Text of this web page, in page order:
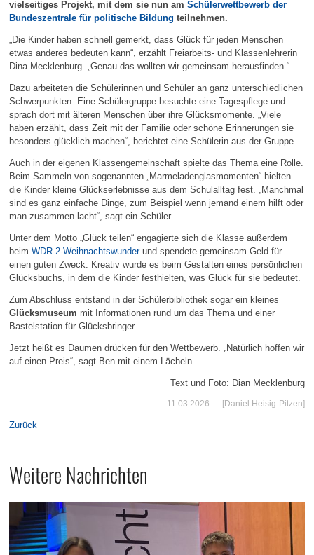
vielseitiges Projekt, mit dem sie nun am Schülerwettbewerb der
Bundeszentrale für politische Bildung teilnehmen.
„Die Kinder haben schnell gemerkt, dass Glück für jeden Menschen
etwas anderes bedeuten kann“, erzählt Freiarbeits- und Klassenlehrerin
Dina Mecklenburg. „Genau das wollten wir gemeinsam herausfinden.“
Dazu arbeiteten die Schülerinnen und Schüler an ganz unterschiedlichen
Schwerpunkten. Eine Schülergruppe besuchte eine Tagespflege und
sprach dort mit älteren Menschen über ihre Glücksmomente. „Viele
haben erzählt, dass Zeit mit der Familie oder schöne Erinnerungen sie
besonders glücklich machen“, berichtet eine Schülerin aus der Gruppe.
Auch in der eigenen Klassengemeinschaft spielte das Thema eine Rolle.
Beim Sammeln von sogenannten „Marmeladenglasmomenten“ hielten
die Kinder kleine Glückserlebnisse aus dem Schulalltag fest. „Manchmal
sind es ganz einfache Dinge, zum Beispiel wenn jemand einem hilft oder
man zusammen lacht“, sagt ein Schüler.
Unter dem Motto „Glück teilen“ engagierte sich die Klasse außerdem
beim WDR-2-Weihnachtswunderund spendete gemeinsam Geld für
einen guten Zweck. Kreativ wurde es beim Gestalten eines persönlichen
Glücksbuchs, in dem die Kinder festhielten, was Glück für sie bedeutet.
Zum Abschluss entstand in der Schülerbibliothek sogar ein kleines
Glücksmuseum mit Informationen rund um das Thema und einer
Bastelstation für Glücksbringer.
Jetzt heißt es Daumen drücken für den Wettbewerb. „Natürlich hoffen wir
auf einen Preis“, sagt Ben mit einem Lächeln.
Text und Foto: Dian Mecklenburg
11.03.2026 — [Daniel Heisig-Pitzen]
Zurück
Weitere Nachrichten